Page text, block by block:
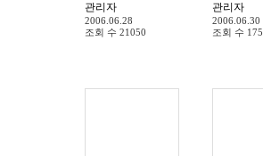
관리자
2006.06.28
조회 수 21050
관리자
2006.06.30
조회 수